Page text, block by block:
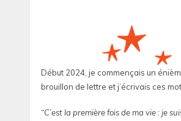
Début 2024, je commençais un
brouillon de lettre et j’écrivais ces
“C’est la première fois de ma vie : je